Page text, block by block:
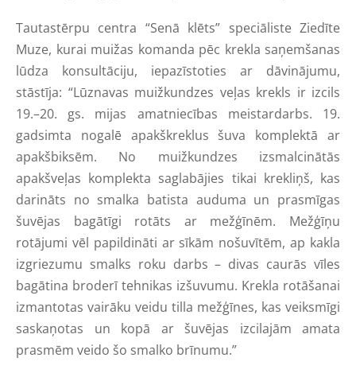
Tautastērpu centra “Senā klēts” speciāliste Ziedīte
Muze, kurai muižas komanda pēc krekla saņemšanas
lūdza konsultāciju, iepazīstoties ar dāvinājumu,
stāstīja: “Lūznavas muižkundzes veļas krekls ir izcils
19.–20. gs. mijas amatniecības meistardarbs. 19.
gadsimta nogalē apakškreklus šuva komplektā ar
apakšbiksēm. No muižkundzes izsmalcinātās
apakšveļas komplekta saglabājies tikai krekliņš, kas
darināts no smalka batista auduma un prasmīgas
šuvējas bagātīgi rotāts ar mežģīnēm. Mežģīņu
rotājumi vēl papildināti ar sīkām nošuvītēm, ap kakla
izgriezumu smalks roku darbs – divas caurās vīles
bagātina broderī tehnikas izšuvumu. Krekla rotāšanai
izmantotas vairāku veidu tilla mežģīnes, kas veiksmīgi
saskaņotas un kopā ar šuvējas izcilajām amata
prasmēm veido šo smalko brīnumu.”